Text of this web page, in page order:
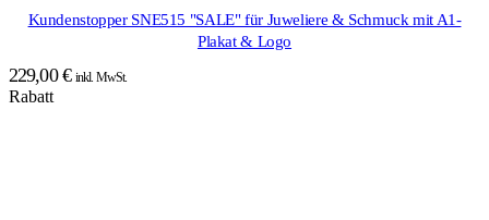
Kundenstopper SNE515 "SALE" für Juweliere & Schmuck mit A1-
Plakat & Logo
229,00€ inkl. MwSt.
Rabatt